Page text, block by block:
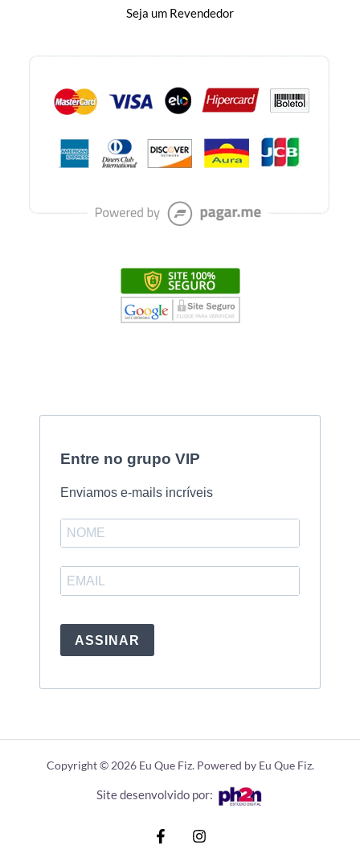
Seja um Revendedor
Entre no grupo VIP
Enviamos e-mails incríveis
ASSINAR
Copyright © 2026 Eu Que Fiz. Powered by Eu Que Fiz.
Site desenvolvido por: